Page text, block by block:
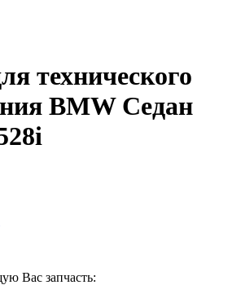
технического
BMW Седан
Вас запчасть: